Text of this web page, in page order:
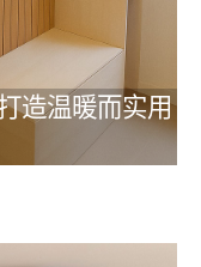
造温暖而实用